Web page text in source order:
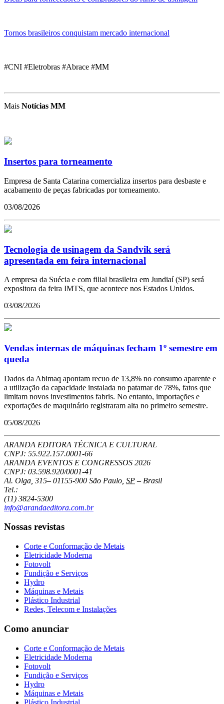
Tornos brasileiros conquistam mercado internacional
#CNI #Eletrobras #Abrace #MM
Mais Notícias MM
Insertos para torneamento
Empresa de Santa Catarina comercializa insertos para desbaste e
acabamento de peças fabricadas por torneamento.
03/08/2026
Tecnologia de usinagem da Sandvik será
apresentada em feira internacional
A empresa da Suécia e com filial brasileira em Jundiaí (SP) será
expositora da feira IMTS, que acontece nos Estados Unidos.
03/08/2026
Vendas internas de máquinas fecham 1º semestre em
queda
Dados da Abimaq apontam recuo de 13,8% no consumo aparente e
a utilização da capacidade instalada no patamar de 78%, fatos que
limitam novos investimentos fabris. No entanto, importações e
exportações de maquinário registraram alta no primeiro semestre.
05/08/2026
ARANDA EDITORA TÉCNICA E CULTURAL
CNPJ: 55.922.157.0001-66
ARANDA EVENTOS E CONGRESSOS 2026
CNPJ: 03.598.920/0001-41
Al. Olga, 315– 01155-900 São Paulo SP – Brasil
Tel.:
(11) 3824-5300
info@arandaeditora.com.br
Nossas revistas
Corte e Conformação de Metais
Eletricidade Moderna
Fotovolt
Fundição e Serviços
Hydro
Máquinas e Metais
Plástico Industrial
Redes, Telecom e Instalações
Como anunciar
Corte e Conformação de Metais
Eletricidade Moderna
Fotovolt
Fundição e Serviços
Hydro
Máquinas e Metais
Plástico Industrial